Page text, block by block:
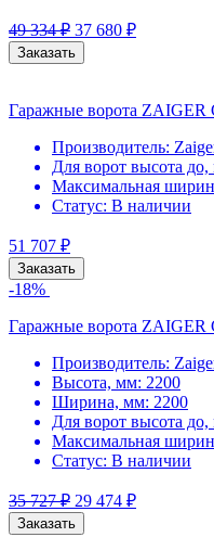
49 334₽ 37 680 ₽
Заказать
Гаражные ворота ZAIGER
Производитель:
Для ворот высота
Максимальная
Статус: В наличии
51 707 ₽
Заказать
-18%
Гаражные ворота ZAIGER
Производитель:
Высота, мм: 2200
Ширина, мм: 2200
Для ворот высота
Максимальная
Статус: В наличии
35 727₽ 29 474 ₽
Заказать